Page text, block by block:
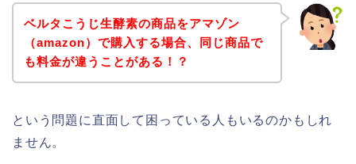
ベルタこうじ生酵素の商品をアマゾン
（amazon）で購入する場合、同じ商品で
も料金が違うことがある！？
という問題に直面して困っている人もいるのかもしれ
ません。